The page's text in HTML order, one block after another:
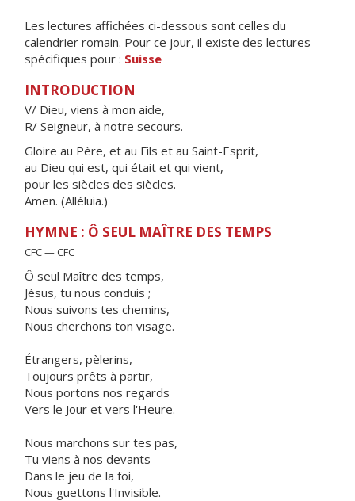
Les lectures affichées ci-dessous sont celles du
calendrier romain. Pour ce jour, il existe des lectures
spécifiques pour : Suisse
INTRODUCTION
V/ Dieu, viens à mon aide,
R/ Seigneur, à notre secours.
Gloire au Père, et au Fils et au Saint-Esprit,
au Dieu qui est, qui était et qui vient,
pour les siècles des siècles.
Amen. (Alléluia.)
HYMNE : Ô SEUL MAÎTRE DES TEMPS
CFC — CFC
Ô seul Maître des temps,
Jésus, tu nous conduis ;
Nous suivons tes chemins,
Nous cherchons ton visage.
Étrangers, pèlerins,
Toujours prêts à partir,
Nous portons nos regards
Vers le Jour et vers l'Heure.
Nous marchons sur tes pas,
Tu viens à nos devants
Dans le jeu de la foi,
Nous guettons l'Invisible.